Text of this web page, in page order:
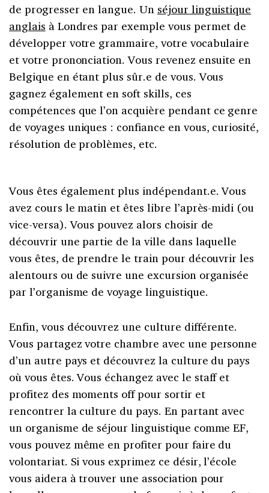
de progresser en langue. Un séjour linguistique
anglais à Londres par exemple vous permet de
développer votre grammaire, votre vocabulaire
et votre prononciation. Vous revenez ensuite en
Belgique en étant plus sûr.e de vous. Vous
gagnez également en soft skills, ces
compétences que l’on acquière pendant ce genre
de voyages uniques : confiance en vous, curiosité,
résolution de problèmes, etc.
Vous êtes également plus indépendant.e. Vous
avez cours le matin et êtes libre l’après-midi (ou
vice-versa). Vous pouvez alors choisir de
découvrir une partie de la ville dans laquelle
vous êtes, de prendre le train pour découvrir les
alentours ou de suivre une excursion organisée
par l’organisme de voyage linguistique.
Enfin, vous découvrez une culture différente.
Vous partagez votre chambre avec une personne
d’un autre pays et découvrez la culture du pays
où vous êtes. Vous échangez avec le staff et
profitez des moments off pour sortir et
rencontrer la culture du pays. En partant avec
un organisme de séjour linguistique comme EF,
vous pouvez même en profiter pour faire du
volontariat. Si vous exprimez ce désir, l’école
vous aidera à trouver une association pour